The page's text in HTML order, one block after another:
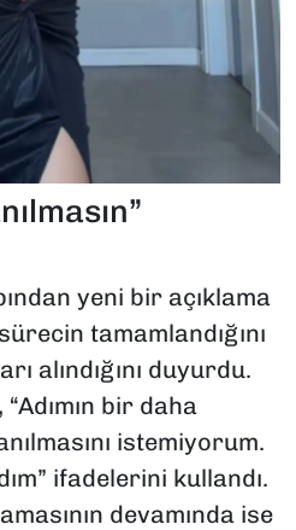
yeni bir açıklama
tamamlandığını
alındığını duyurdu.
bir daha
istemiyorum.
ifadelerini kullandı.
devamında ise